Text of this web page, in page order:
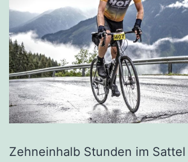
Zehneinhalb Stunden im